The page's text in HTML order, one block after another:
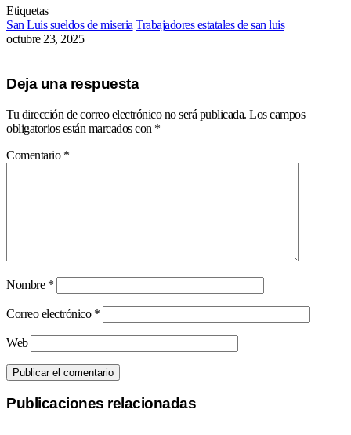
Etiquetas
San Luis sueldos de miseria Trabajadores estatales de san luis
octubre 23, 2025
Deja una respuesta
Tu dirección de correo electrónico no será publicada. Los campos
obligatorios están marcados con *
Comentario *
Nombre *
Correo electrónico *
Web
Publicaciones relacionadas